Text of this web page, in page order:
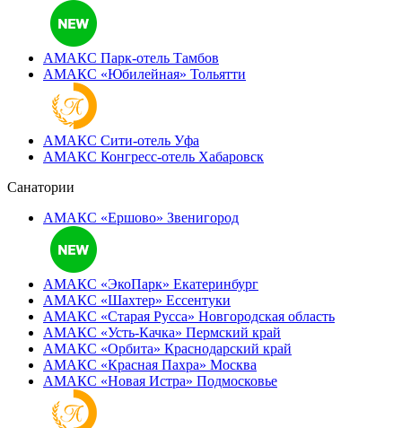
АМАКС Парк-отель Тамбов
АМАКС «‎Юбилейная» Тольятти
АМАКС Сити-отель Уфа
АМАКС Конгресс-отель Хабаровск
Санатории
АМАКС «Ершово» Звенигород
АМАКС «ЭкоПарк» Екатеринбург
АМАКС «‎Шахтер» Ессентуки
АМАКС «‎Старая Русса» Новгородская область
АМАКС «‎Усть-Качка» Пермский край
АМАКС «‎Орбита» Краснодарский край
АМАКС «‎Красная Пахра» Москва
АМАКС «‎Новая Истра» Подмосковье